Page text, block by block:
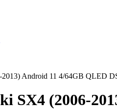
Android 11 4/64GB QLED
SX4 (2006-